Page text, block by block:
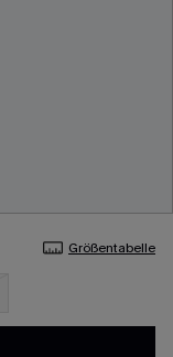
Größentabelle